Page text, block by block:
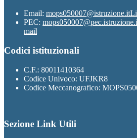
Email: mops050007@istruzione.it
PEC:
mail
Codici istituzionali
C.F.: 80011410364
Codice Univoco: UFJKR8
Codice Meccanografico:
Sezione Link Utili